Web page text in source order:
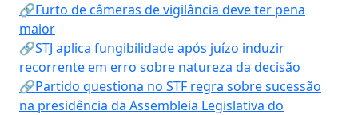
🔗Furto de câmeras de vigilância deve ter pena
maior
🔗STJ aplica fungibilidade após juízo induzir
recorrente em erro sobre natureza da decisão
🔗Partido questiona no STF regra sobre sucessão
na presidência da Assembleia Legislativa do